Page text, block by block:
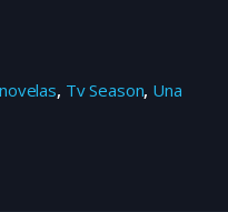
, Tv Season, Una